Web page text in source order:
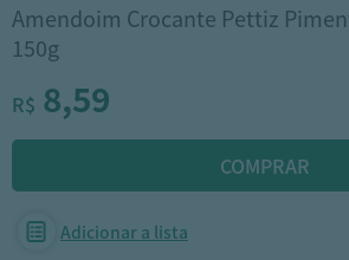
Amendoim Crocante Pettiz
150g
R$ 8,59
Adicionar a lista